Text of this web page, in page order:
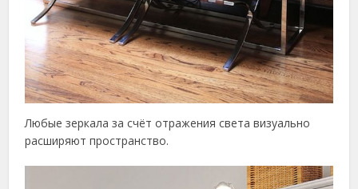
Любые зеркала за счёт отражения света визуально
расширяют пространство.